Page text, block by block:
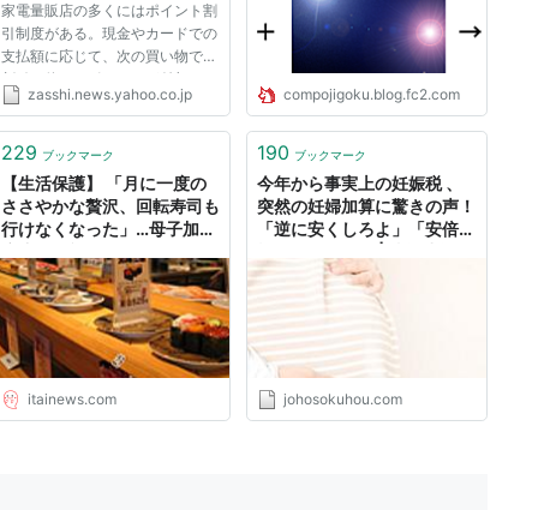
家電量販店の多くにはポイント割
引制度がある。現金やカードでの
支払額に応じて、次の買い物での
割引に使えるポイントが付与され
る。多くの量販店で同様の手法が
うしたポイント制度が消費者の強
zasshi.news.yahoo.co.jp compojigoku.blog.fc2.com
229 ブックマーク
【生活保護】 「月に一度の
ささやかな贅沢、回転寿司も
行けなくなった」…母子加算
itainews.com
190 ブックマーク
今年から事実上の妊娠税 、
突然の妊婦加算に驚きの声！
「逆に安くしろよ」「安倍政
ットコム
johosokuhou.com